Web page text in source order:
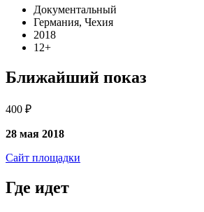
Документальный
Германия, Чехия
2018
12+
Ближайший показ
400 ₽
28 мая 2018
Сайт площадки
Где идет